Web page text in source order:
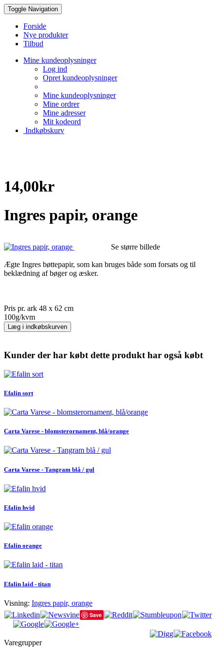
Toggle Navigation
Forside
Nye produkter
Tilbud
Mine kundeoplysninger
Log ind
Opret kundeoplysninger
Mine kundeoplysninger
Mine ordrer
Mine adresser
Mit kodeord
Indkøbskurv
14,00kr
Ingres papir, orange
Se større billede
Ægte Ingres bøttepapir, som kan bruges både som forsats og til
beklædning af bøger og æsker.
Pris pr. ark 48 x 62 cm
100g/kvm
Læg i indkøbskurven
Kunder der har købt dette produkt har også købt
Efalin sort
Carta Varese - blomsterornament, blå/orange
Carta Varese - Tangram blå / gul
Efalin hvid
Efalin orange
Efalin laid - titan
Visning: Ingres papir, orange
Save
Varegrupper